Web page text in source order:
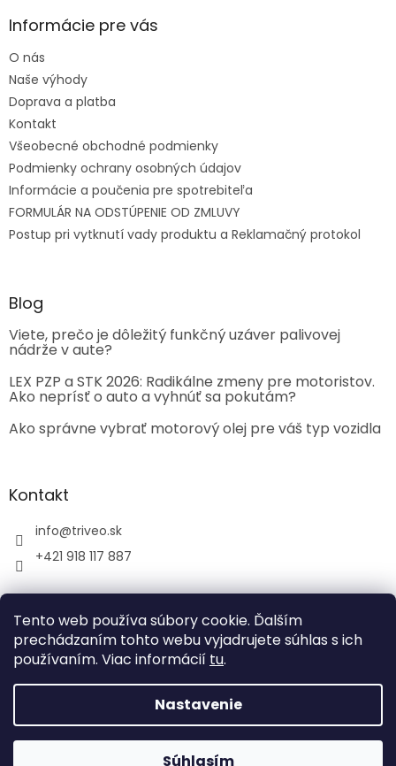
Tento web používa súbory cookie. Ďalším
prechádzaním tohto webu vyjadrujete súhlas s ich
používaním. Viac informácií tu.
Nastavenie
Súhlasím
Informácie pre vás
O nás
Naše výhody
Doprava a platba
Kontakt
Všeobecné obchodné podmienky
Podmienky ochrany osobných údajov
Informácie a poučenia pre spotrebiteľa
FORMULÁR NA ODSTÚPENIE OD ZMLUVY
Postup pri vytknutí vady produktu a Reklamačný protokol
Blog
Viete, prečo je dôležitý funkčný uzáver palivovej
nádrže v aute?
LEX PZP a STK 2026: Radikálne zmeny pre motoristov.
Ako neprísť o auto a vyhnúť sa pokutám?
Ako správne vybrať motorový olej pre váš typ vozidla
Kontakt
info@triveo.sk
+421 918 117 887
Vytvoril Shoptet
TRIVEO spol. s r.o.
vyhradené.